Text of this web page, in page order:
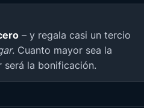
– y regala casi un tercio
. Cuanto mayor sea la
la bonificación.